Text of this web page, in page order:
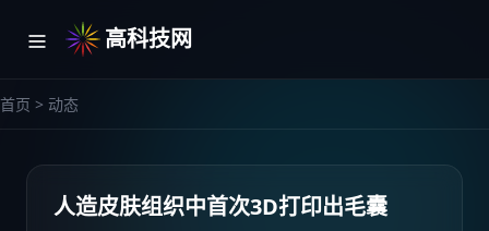
高科技网
首页 > 动态
人造皮肤组织中首次3D打印出毛囊